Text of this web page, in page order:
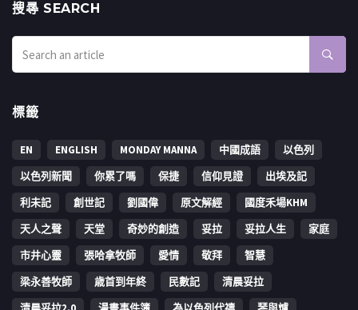
搜㝷 SEARCH
標籤
EN ENGLISH MONDAY MANNA 中國成語
以色列
以色列新聞
你累了嗎 保捷 信仰見證
出埃及記
利未記
創世記 劉國偉 原文解經
國度禾場KHM
天人之聲
天堂 奇妙的創造 妥拉 妥拉人生
家庭
市井心靈
張哈拿牧師 愛情 敬拜
智慧
梁永善牧師
歳首到年終 民數記
清晨妥拉